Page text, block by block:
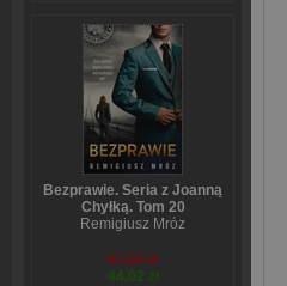
Bezprawie. Seria z Joanną
Chyłką. Tom 20
Remigiusz Mróz
57,60 zł
44,02 zł